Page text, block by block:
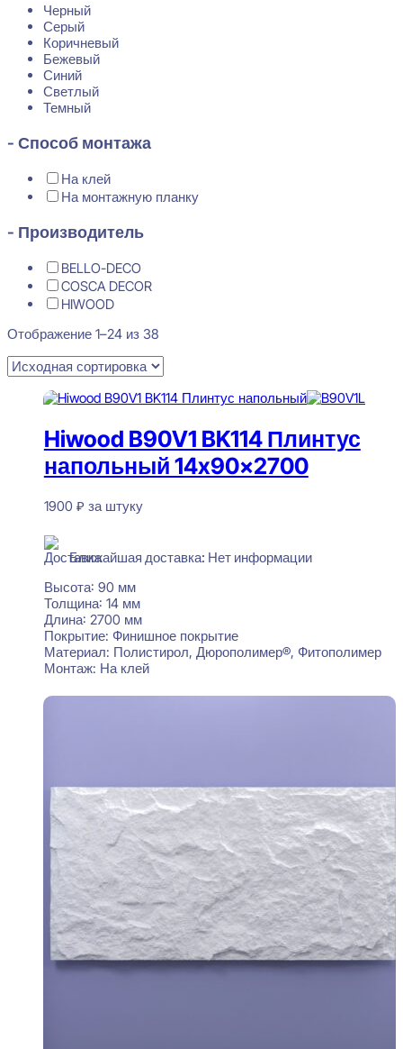
Черный
Серый
Коричневый
Бежевый
Синий
Светлый
Темный
- Способ монтажа
На клей
На монтажную планку
- Производитель
BELLO-DECO
COSCA DECOR
HIWOOD
Отображение 1–24 из 38
Hiwood B90V1 BK114 Плинтус
напольный 14x90x2700
1900 ₽ за штуку
Ближайшая доставка: Нет информации
Высота: 90 мм
Толщина: 14 мм
Длина: 2700 мм
Покрытие: Финишное покрытие
Материал: Полистирол, Дюрополимер®, Фитополимер
Монтаж: На клей